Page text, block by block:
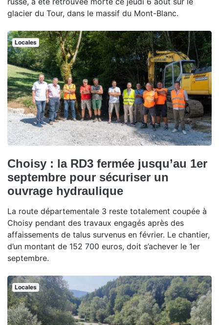
glacier du Tour, dans le massif du Mont-Blanc.
Locales
Choisy : la RD3 fermée jusqu’au 1er
septembre pour sécuriser un
ouvrage hydraulique
La route départementale 3 reste totalement coupée à
Choisy pendant des travaux engagés après des
affaissements de talus survenus en février. Le chantier,
d’un montant de 152 700 euros, doit s’achever le 1er
septembre.
Locales